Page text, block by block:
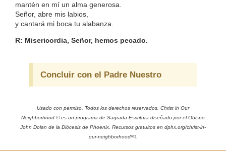
mantén en mí un alma generosa.
Señor, abre mis labios,
y cantará mi boca tu alabanza.
R: Misericordia, Señor, hemos pecado.
Concluir con el Padre Nuestro
Usado con permiso. Todos los derechos reservados. Christ in Our
Neighborhood © es un programa de Sagrada Escritura diseñado por el Obispo
John Dolan de la Diócesis de Phoenix. Recursos gratuitos en dphx.org/christ-in-
our-neighborhood￼.